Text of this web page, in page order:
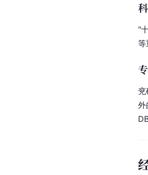
"
等
兖
外